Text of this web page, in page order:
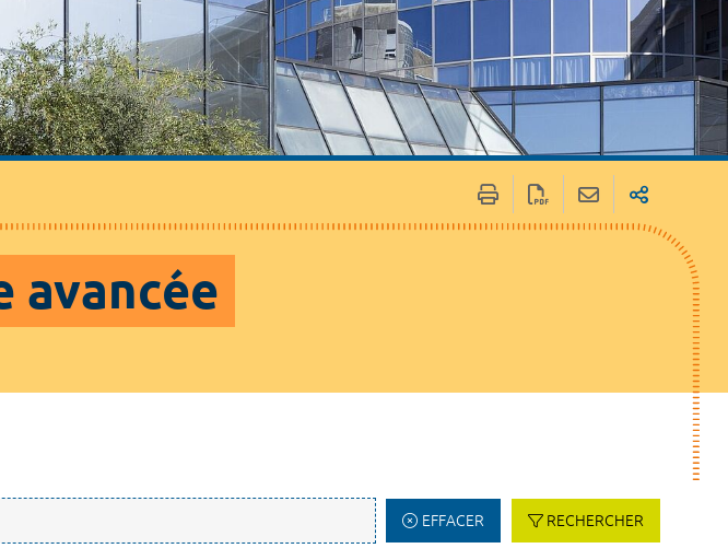
avancée
EFFACER RECHERCHER